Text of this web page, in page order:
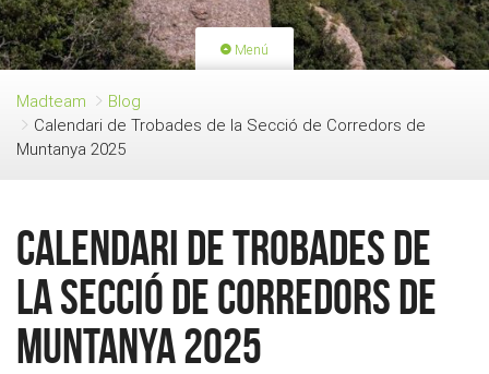
Menú
PORTADA
LLICÈNCIES RENOVACIÓ QUOTA
Madteam
Blog
Calendari de Trobades de la Secció de Corredors de
Muntanya 2025
Calendari de Trobades de
la Secció de Corredors de
Muntanya 2025